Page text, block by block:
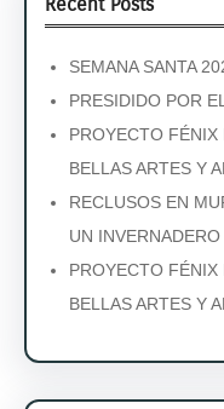
SEMANA SANTA
PRESIDIDO POR
PROYECTO FÉNIX
BELLAS ARTES Y
RECLUSOS EN
UN INVERNADERO
PROYECTO FÉNIX
BELLAS ARTES Y